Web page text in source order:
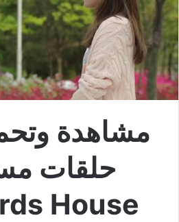
مشاهدة
حلقات
House